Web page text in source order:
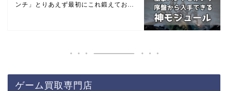
ンチ」とりあえず最初にこれ鍛えてお...
ゲーム買取専門店